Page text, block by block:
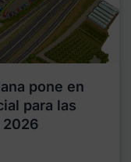
pone en
para las
2026